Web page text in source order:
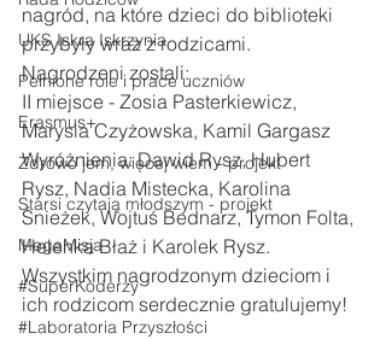
UKS Iskra Iskrzynia
Pełnione role i prace uczniów
Erasmus+
Zdrowo jem, więcej wiem - projekt
Starsi czytają młodszym - projekt
MegaMisja
#SuperKoderzy
#Laboratoria Przyszłości
nagród, na które dzieci do biblioteki
przybyły wraz z rodzicami.
Nagrodzeni zostali:
II miejsce - Zosia Pasterkiewicz,
Marysia Czyżowska, Kamil Gargasz
Wyróżnienia: Dawid Rysz, Hubert
Rysz, Nadia Mistecka, Karolina
Śnieżek, Wojtuś Bednarz, Tymon Folta,
Helenka Błaż i Karolek Rysz.
Wszystkim nagrodzonym dzieciom i
ich rodzicom serdecznie gratulujemy!